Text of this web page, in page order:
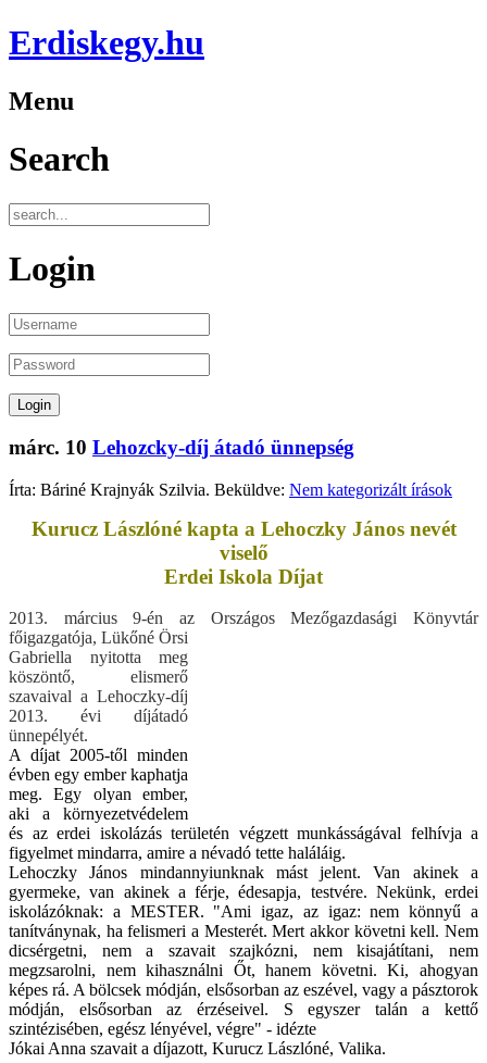
Erdiskegy.hu
Menu
Search
Login
márc. 10 Lehozcky-díj átadó ünnepség
Írta: Báriné Krajnyák Szilvia. Beküldve: Nem kategorizált írások
Kurucz Lászlóné kapta a Lehoczky János nevét
viselő
Erdei Iskola Díjat
2013. március 9-én az OrszágosMezőgazdasági Könyvtár
főigazgatója, Lükőné Örsi
Gabriella nyitotta meg
köszöntő, elismerő
szavaival a Lehoczky-díj
2013. évi díjátadó
ünnepélyét.
A díjat 2005-től minden
évben egy ember kaphatja
meg. Egy olyan ember,
aki a környezetvédelem
és az erdei iskolázás területén végzett munkásságával felhívja a
figyelmet mindarra, amire a névadó tette haláláig.
Lehoczky János mindannyiunknak mást jelent. Van akinek a
gyermeke, van akinek a férje, édesapja, testvére. Nekünk, erdei
iskolázóknak: a MESTER. "Ami igaz, az igaz: nem könnyű a
tanítványnak, ha felismeri a Mesterét. Mert akkor követni kell. Nem
dicsérgetni, nem a szavait szajkózni, nem kisajátítani, nem
megzsarolni, nem kihasználni Őt, hanem követni. Ki, ahogyan
képes rá. A bölcsek módján, elsősorban az eszével, vagy a pásztorok
módján, elsősorban az érzéseivel. S egyszer talán a kettő
szintézisében, egész lényével, végre" - idézte
Jókai Anna szavait a díjazott, Kurucz Lászlóné, Valika.